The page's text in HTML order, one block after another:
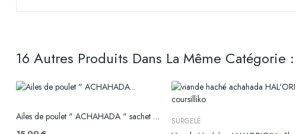
16 Autres Produits Dans La Même Catégorie :
Ailes de poulet " ACHAHADA " sachet de 2 kg SURGELÉ